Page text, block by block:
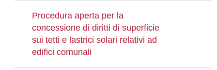
Procedura aperta per la
concessione di diritti di superficie
sui tetti e lastrici solari relativi ad
edifici comunali